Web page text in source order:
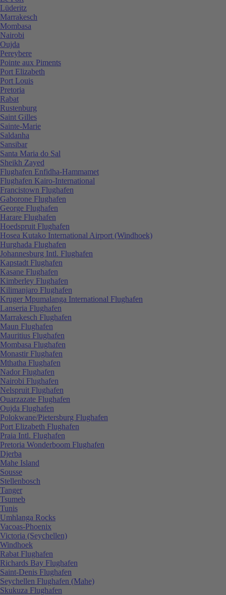
Lüderitz
Marrakesch
Mombasa
Nairobi
Oujda
Pereybere
Pointe aux Piments
Port Elizabeth
Port Louis
Pretoria
Rabat
Rustenburg
Saint Gilles
Sainte-Marie
Saldanha
Sansibar
Santa Maria do Sal
Sheikh Zayed
Flughafen Enfidha-Hammamet
Flughafen Kairo-International
Francistown Flughafen
Gaborone Flughafen
George Flughafen
Harare Flughafen
Hoedspruit Flughafen
Hosea Kutako International Airport (Windhoek)
Hurghada Flughafen
Johannesburg Intl. Flughafen
Kapstadt Flughafen
Kasane Flughafen
Kimberley Flughafen
Kilimanjaro Flughafen
Kruger Mpumalanga International Flughafen
Lanseria Flughafen
Marrakesch Flughafen
Maun Flughafen
Mauritius Flughafen
Mombasa Flughafen
Monastir Flughafen
Mthatha Flughafen
Nador Flughafen
Nairobi Flughafen
Nelspruit Flughafen
Ouarzazate Flughafen
Oujda Flughafen
Polokwane/Pietersburg Flughafen
Port Elizabeth Flughafen
Praia Intl. Flughafen
Pretoria Wonderboom Flughafen
Djerba
Mahe Island
Sousse
Stellenbosch
Tanger
Tsumeb
Tunis
Umhlanga Rocks
Vacoas-Phoenix
Victoria (Seychellen)
Windhoek
Rabat Flughafen
Richards Bay Flughafen
Saint-Denis Flughafen
Seychellen Flughafen (Mahe)
Skukuza Flughafen